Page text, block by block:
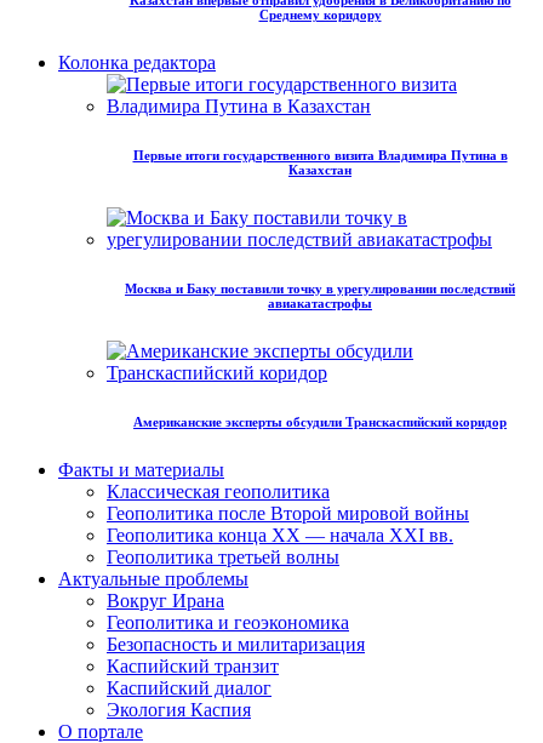
Среднему коридору
Колонка редактора
Первые итоги государственного визита Владимира Путина в
Казахстан
Москва и Баку поставили точку в урегулировании последствий
авиакатастрофы
Американские эксперты обсудили Транскаспийский коридор
Факты и материалы
Классическая геополитика
Геополитика после Второй мировой войны
Геополитика конца XX — начала XXI вв.
Геополитика третьей волны
Актуальные проблемы
Вокруг Ирана
Геополитика и геоэкономика
Безопасность и милитаризация
Каспийский транзит
Каспийский диалог
Экология Каспия
О портале